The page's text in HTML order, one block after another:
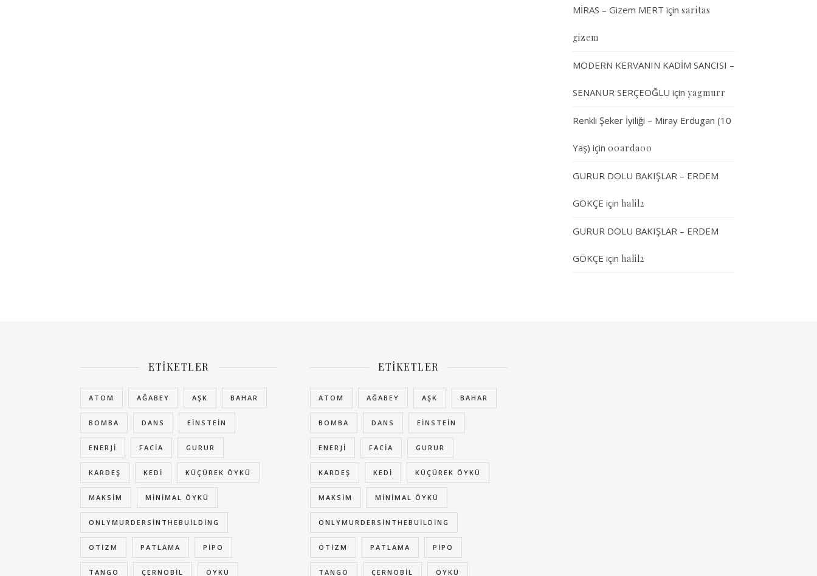
MİRAS – Gizem MERT için saritas
gizem
MODERN KERVANIN KADİM SANCISI –
SENANUR SERÇEOĞLU için yagmurr
Renkli Şeker İyiliği – Miray Erdugan (10
Yaş) için 00arda00
GURUR DOLU BAKIŞLAR – ERDEM
GÖKÇE için halil2
GURUR DOLU BAKIŞLAR – ERDEM
GÖKÇE için halil2
ETIKETLER
ATOM AĞABEY AŞK BAHAR
BOMBA DANS EINSTEIN
ENERJI FACIA GURUR
KARDEŞ KEDI KÜÇÜREK ÖYKÜ
MAKSIM MINIMAL ÖYKÜ
ONLYMURDERSINTHEBUILDING
OTIZM PATLAMA PIPO
TANGO ÇERNOBIL ÖYKÜ
ETIKETLER
ATOM AĞABEY AŞK BAHAR
BOMBA DANS EINSTEIN
ENERJI FACIA GURUR
KARDEŞ KEDI KÜÇÜREK ÖYKÜ
MAKSIM MINIMAL ÖYKÜ
ONLYMURDERSINTHEBUILDING
OTIZM PATLAMA PIPO
TANGO ÇERNOBIL ÖYKÜ